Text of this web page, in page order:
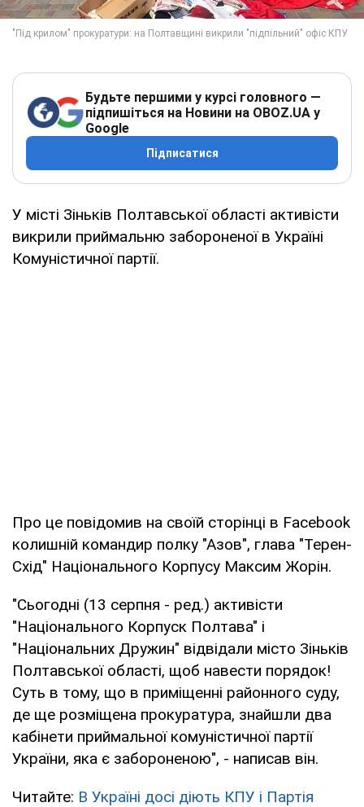
Будьте першими у курсі головного —
підпишіться на Новини на OBOZ.UA у
Google
Підписатися
У місті Зіньків Полтавської області активісти
викрили приймальню забороненої в Україні
Комуністичної партії.
Про це повідомив на своїй сторінці в Facebook
колишній командир полку "Азов", глава "Терен-
Схід" Національного Корпусу Максим Жорін.
"Сьогодні (13 серпня - ред.) активісти
"Національного Корпуск Полтава" і
"Національних Дружин" відвідали місто Зіньків
Полтавської області, щоб навести порядок!
Суть в тому, що в приміщенні районного суду,
де ще розміщена прокуратура, знайшли два
кабінети приймальної комуністичної партії
України, яка є забороненою", - написав він.
Читайте: В Україні досі діють КПУ і Партія